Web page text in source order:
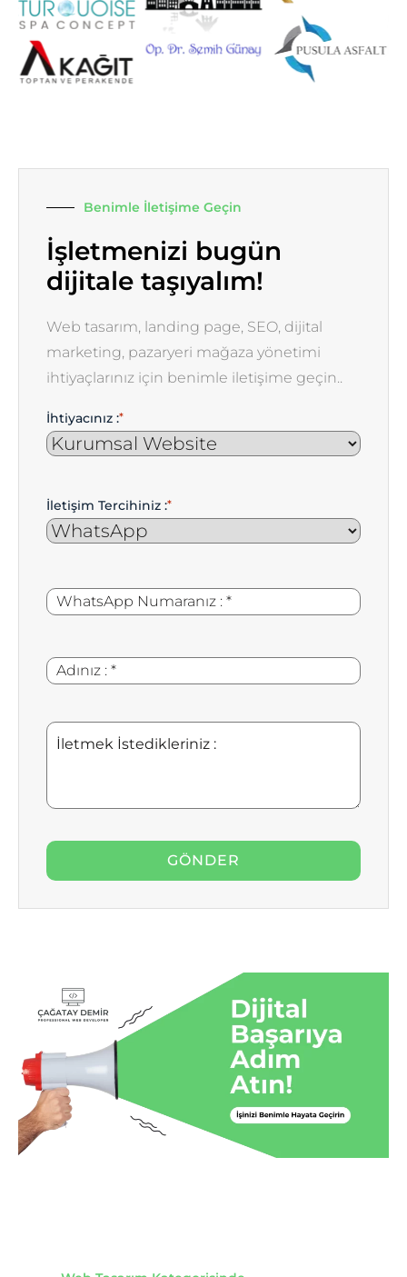
Benimle İletişime Geçin
İşletmenizi bugün
dijitale taşıyalım!
Web tasarım, landing page, SEO, dijital
marketing, pazaryeri mağaza yönetimi
ihtiyaçlarınız için benimle iletişime geçin..
İhtiyacınız :*
İletişim Tercihiniz :*
WhatsApp
Numaranız
*
Adınız
:
*
İletmek
İstedikleriniz